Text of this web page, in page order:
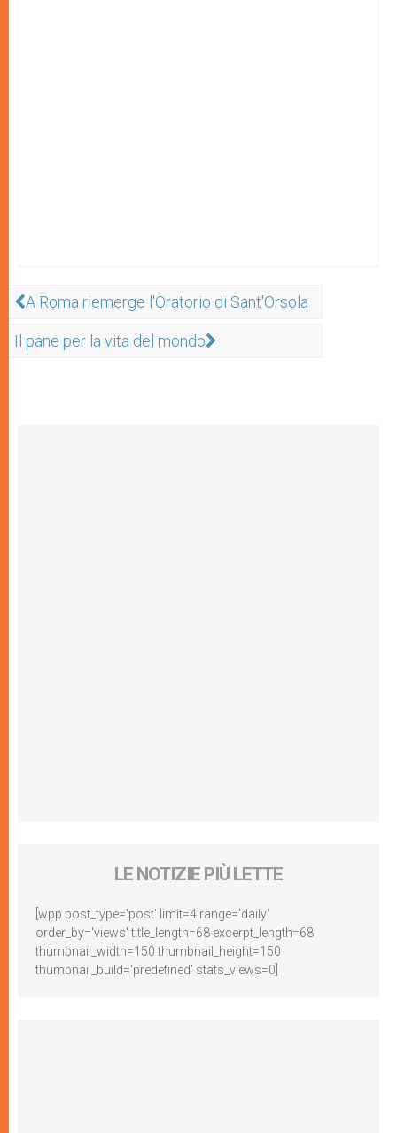
A Roma riemerge l'Oratorio di Sant'Orsola
Il pane per la vita del mondo
LE NOTIZIE PIÙ LETTE
[wpp post_type='post' limit=4 range='daily'
order_by='views' title_length=68 excerpt_length=68
thumbnail_width=150 thumbnail_height=150
thumbnail_build='predefined' stats_views=0]